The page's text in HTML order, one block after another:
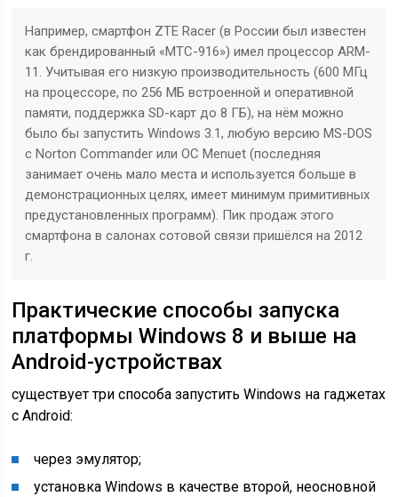
Например, смартфон ZTE Racer (в России был известен
как брендированный «МТС-916») имел процессор ARM-
11. Учитывая его низкую производительность (600 МГц
на процессоре, по 256 МБ встроенной и оперативной
памяти, поддержка SD-карт до 8 ГБ), на нём можно
было бы запустить Windows 3.1, любую версию MS-DOS
с Norton Commander или ОС Menuet (последняя
занимает очень мало места и используется больше в
демонстрационных целях, имеет минимум примитивных
предустановленных программ). Пик продаж этого
смартфона в салонах сотовой связи пришёлся на 2012
г.
Практические способы запуска
платформы Windows 8 и выше на
Android-устройствах
существует три способа запустить Windows на гаджетах
с Android:
через эмулятор;
установка Windows в качестве второй, неосновной